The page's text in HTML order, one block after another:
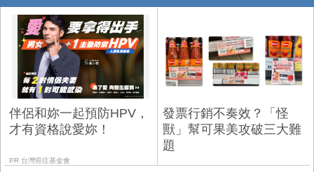
伴侶和妳一起預防HPV，
才有資格說愛妳！
PR 台灣癌症基金會
發票行銷不奏效？「怪
獸」幫可果美攻破三大難
題